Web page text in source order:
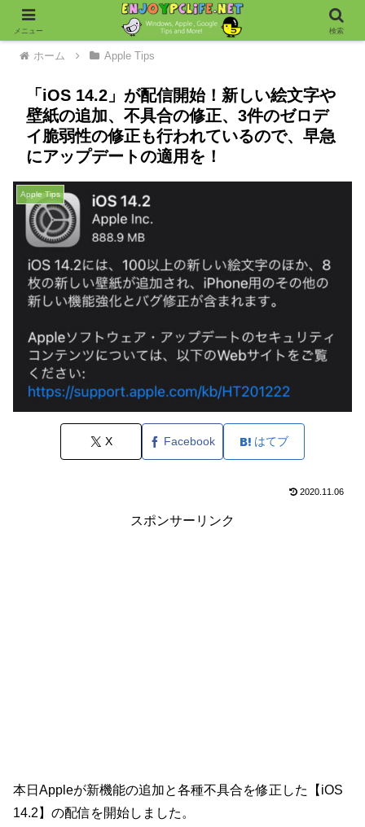
ホーム Apple Tips
「iOS 14.2」が配信開始！新しい絵文字や
壁紙の追加、不具合の修正、3件のゼロデ
イ脆弱性の修正も行われているので、早急
にアップデートの適用を！
Apple Tips
X Facebook はてブ
2020.11.06
スポンサーリンク
本日Appleが新機能の追加と各種不具合を修正した【iOS
14.2】の配信を開始しました。
メニュー 検索